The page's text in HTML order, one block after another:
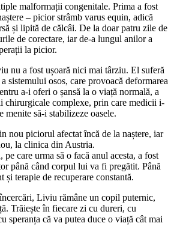
malformații congenitale. Prima a fost
– picior strâmb varus equin, adică
și lipită de călcâi. De la doar patru zile de
de corectare, iar de-a lungul anilor a
la picior.
nu a fost ușoară nici mai târziu. El suferă
sistemului osos, care provoacă deformarea
a-i oferi o șansă la o viață normală, a
chirurgicale complexe, prin care medicii i-
menite să-i stabilizeze oasele.
nou piciorul afectat încă de la naștere, iar
la clinica din Austria.
care urma să o facă anul acesta, a fost
până când corpul lui va fi pregătit. Până
și terapie de recuperare constantă.
Liviu rămâne un copil puternic,
Trăiește în fiecare zi cu dureri, cu
speranța că va putea duce o viață cât mai